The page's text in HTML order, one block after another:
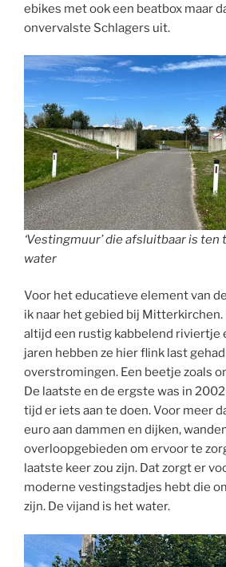
ebikes met ook een beatbox maar
onvervalste Schlagers uit.
‘Vestingmuur’ die afsluitbaar is ten
water
Voor het educatieve element van
ik naar het gebied bij Mitterkirchen.
altijd een rustig kabbelend riviertje
jaren hebben ze hier flink last
overstromingen. Een beetje zoals
De laatste en de ergste was in
tijd er iets aan te doen. Voor meer
euro aan dammen en dijken,
overloopgebieden om ervoor te
laatste keer zou zijn. Dat zorgt er
moderne vestingstadjes hebt die
zijn. De vijand is het water.